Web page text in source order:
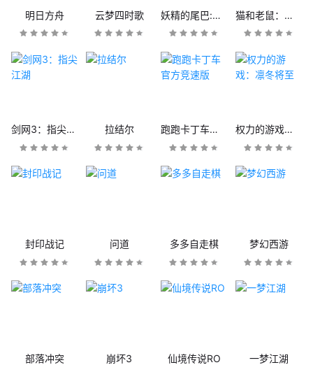
明日方舟 云梦四时歌 妖精的尾巴:魔导少年 猫和老鼠：欢乐互动
剑网3：指尖江湖 拉结尔 跑跑卡丁车官方竞速版 权力的游戏：凛冬将至
封印战记 问道 多多自走棋 梦幻西游
部落冲突 崩坏3 仙境传说RO 一梦江湖